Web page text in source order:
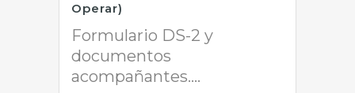
Operar)
Formulario DS-2 y
documentos
acompañantes....